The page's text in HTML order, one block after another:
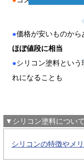
●価格が安いものか
ほぼ値段に相当
●シリコン塗料とい
れになることも
▼シリコン塗料につい
シリコンの特徴やメ